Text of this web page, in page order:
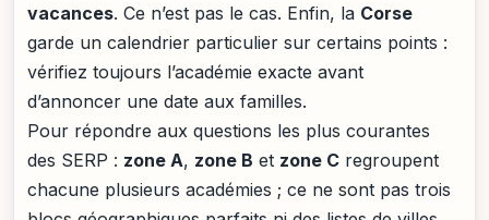
vacances. Ce n’est pas le cas. Enfin, la Corse
garde un calendrier particulier sur certains points :
vérifiez toujours l’académie exacte avant
d’annoncer une date aux familles.
Pour répondre aux questions les plus courantes
des SERP : zone A, zone B et zone C regroupent
chacune plusieurs académies ; ce ne sont pas trois